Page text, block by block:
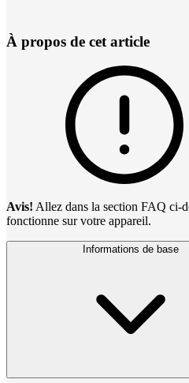
À propos de cet article
Avis! Allez dans la section FAQ ci-
fonctionne sur votre appareil.
Informations de base